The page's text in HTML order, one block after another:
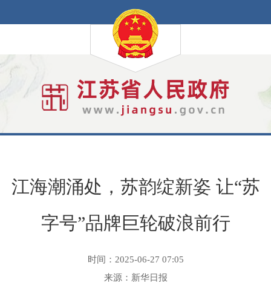
江海潮涌处，苏韵绽新姿 让“苏
字号”品牌巨轮破浪前行
时间：2025-06-27 07:05
来源：新华日报